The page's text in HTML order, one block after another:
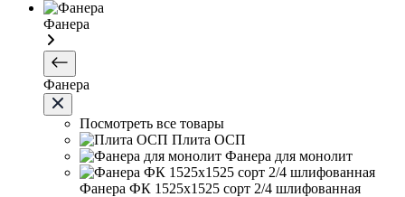
Фанера
Фанера
Посмотреть все товары
Плита ОСП
Фанера для монолит
Фанера ФК 1525х1525 сорт 2/4 шлифованная